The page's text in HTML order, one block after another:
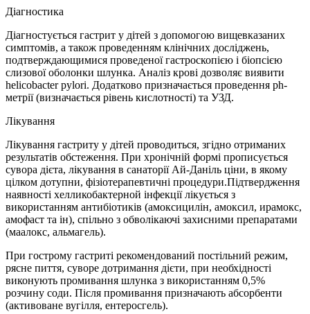
Діагностика
Діагностується гастрит у дітей з допомогою вищевказаних
симптомів, а також проведенням клінічних досліджень,
подтверждающимися проведеної гастроскопією і біопсією
слизової оболонки шлунка. Аналіз крові дозволяє виявити
helicobacter pylori. Додатково призначається проведення ph-
метрії (визначається рівень кислотності) та УЗД.
Лікування
Лікування гастриту у дітей проводиться, згідно отриманих
результатів обстеження. При хронічній формі прописується
сувора дієта, лікування в санаторії Ай-Даніль ціни, в якому
цілком дотупни, фізіотерапевтичні процедури.Підтвердження
наявності хелликобактерной інфекції лікується з
використанням антибіотиків (амоксицилін, амоксил, ирамокс,
амофаст та ін), спільно з обволікаючі захисними препаратами
(маалокс, альмагель).
При гострому гастриті рекомендований постільний режим,
рясне пиття, суворе дотримання дієти, при необхідності
виконують промивання шлунка з використанням 0,5%
розчину соди. Після промивання призначають абсорбенти
(активоване вугілля, ентеросгель).